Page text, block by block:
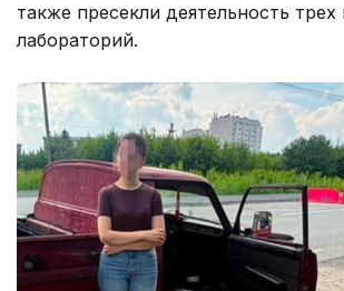
также пресекли деятельность
лабораторий.